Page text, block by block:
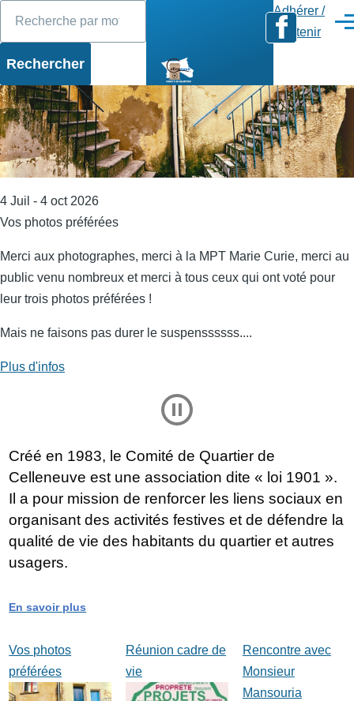
Adhérer /
Soutenir
Diaporama
4 Juil - 4 oct 2026
Vos photos préférées
Merci aux photographes, merci à la MPT Marie Curie, merci au
public venu nombreux et merci à tous ceux qui ont voté pour
leur trois photos préférées !
Mais ne faisons pas durer le suspenssssss....
Plus d'infos
Play and Stop Slideshow
Créé en 1983, le Comité de Quartier de
Celleneuve est une association dite « loi 1901 ».
Il a pour mission de renforcer les liens sociaux en
organisant des activités festives et de défendre la
qualité de vie des habitants du quartier et autres
usagers.
En savoir plus
Vos photos
préférées
Réunion cadre de
vie
Rencontre avec
Monsieur
Mansouria